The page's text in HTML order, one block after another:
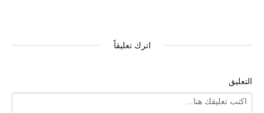
اترك تعليقاً
التعليق